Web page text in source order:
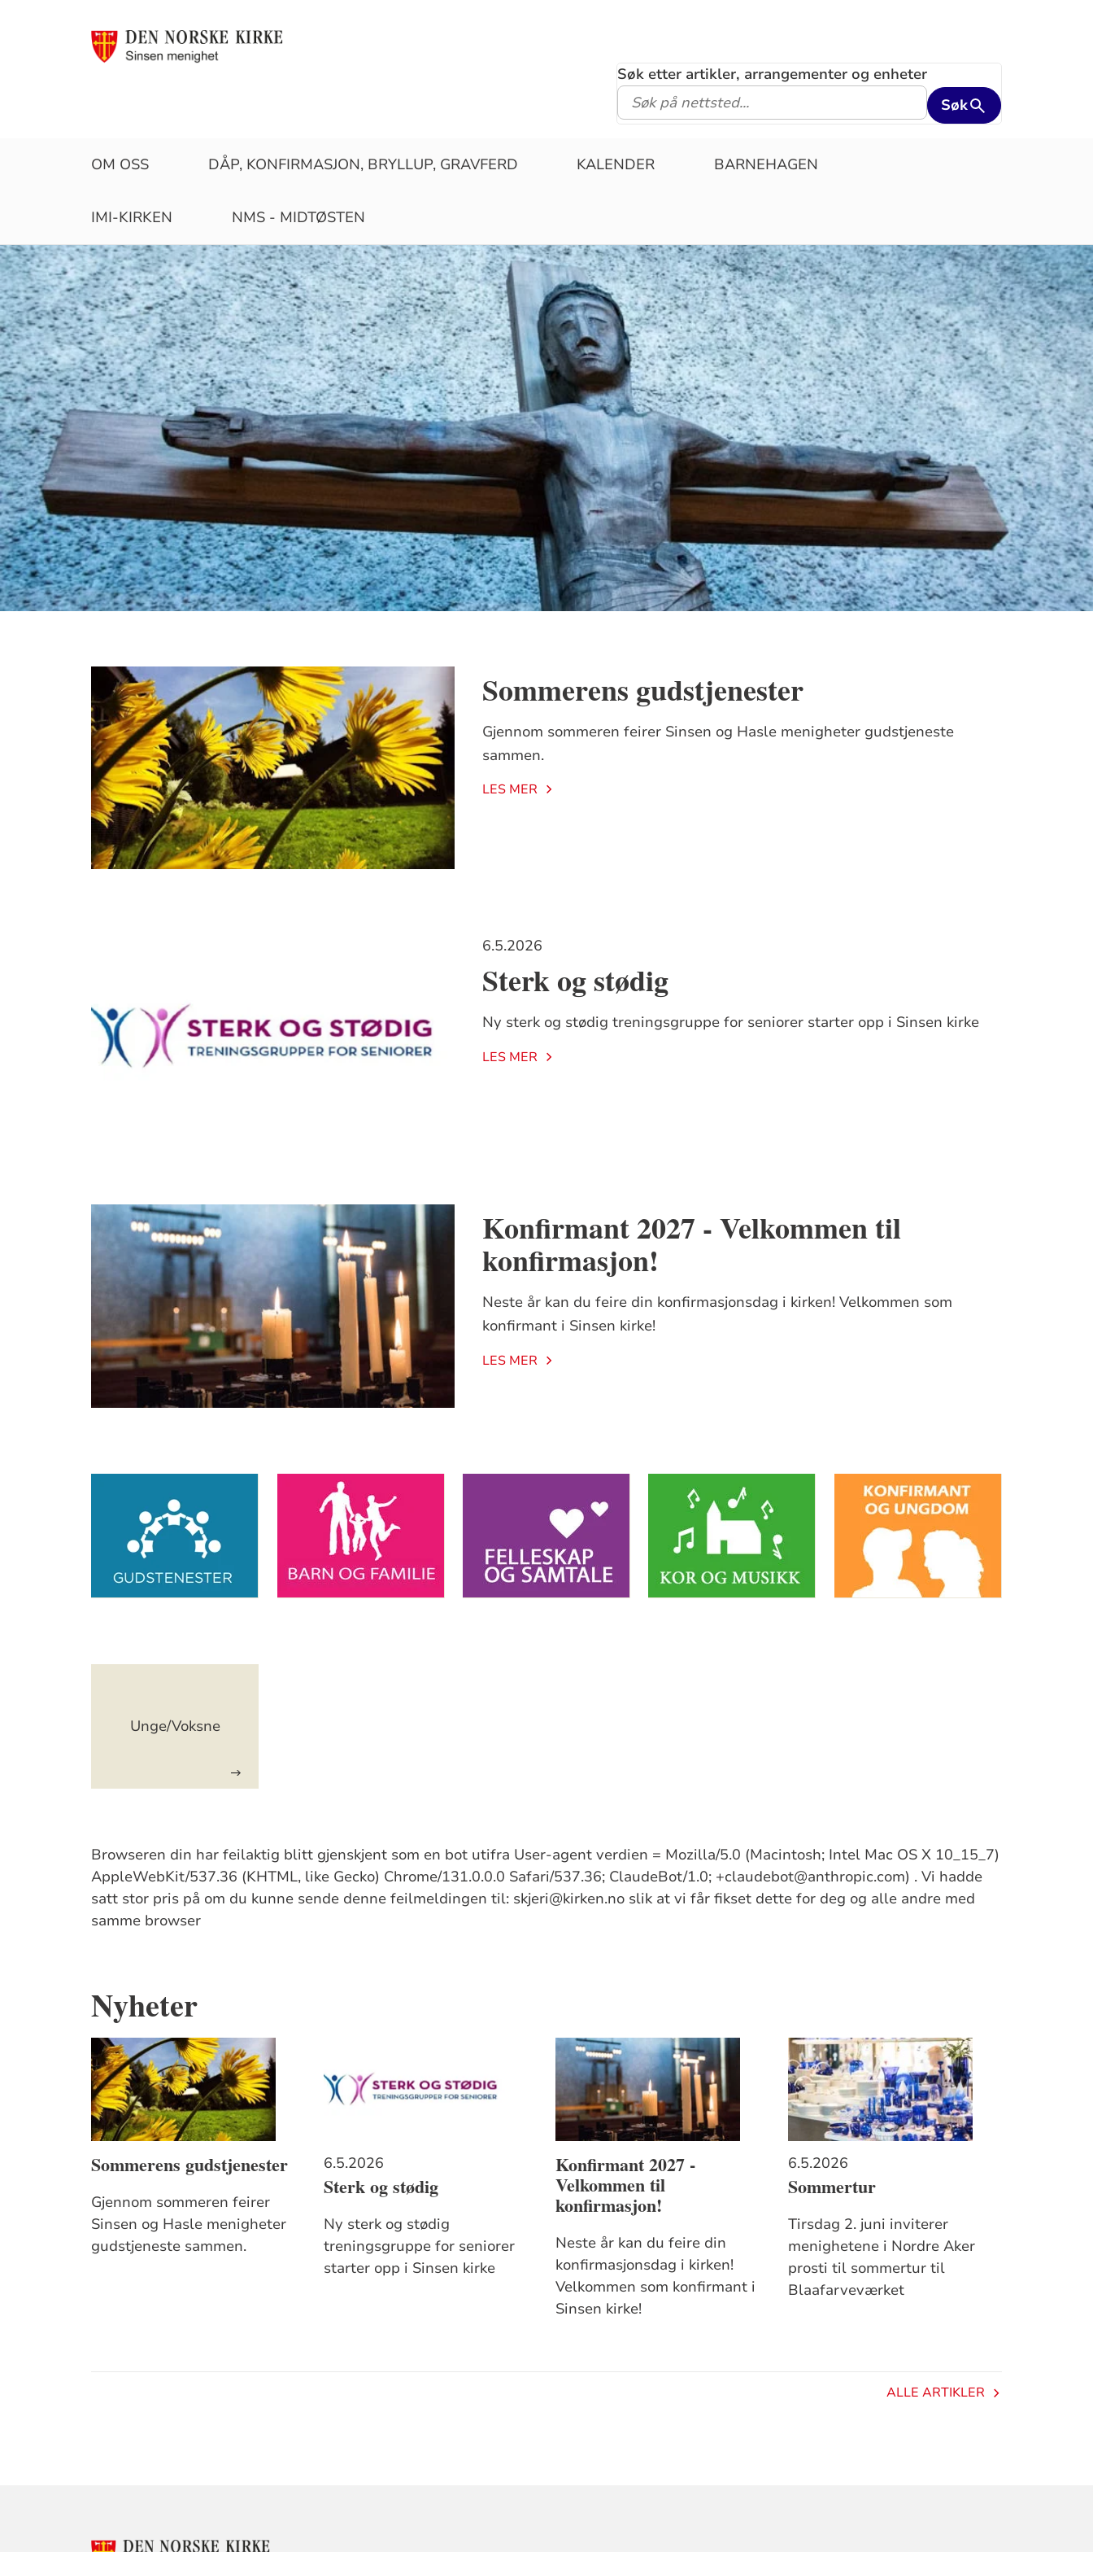
Søk etter artikler, arrangementer og enheter
Søk
Sinsen
menighet
OM OSS DÅP, KONFIRMASJON, BRYLLUP, GRAVFERD KALENDER BARNEHAGEN
IMI-KIRKEN NMS - MIDTØSTEN
Sommerens gudstjenester
Gjennom sommeren feirer Sinsen og Hasle menigheter gudstjeneste
sammen.
LES MER
6.5.2026
Sterk og stødig
Ny sterk og stødig treningsgruppe for seniorer starter opp i Sinsen kirke
LES MER
Konfirmant 2027 - Velkommen til
konfirmasjon!
Neste år kan du feire din konfirmasjonsdag i kirken! Velkommen som
konfirmant i Sinsen kirke!
LES MER
Artikkelsnarveger
Unge/Voksne
Browseren din har feilaktig blitt gjenskjent som en bot utifra User-agent verdien = Mozilla/5.0 (Macintosh; Intel Mac OS X 10_15_7)
AppleWebKit/537.36 (KHTML, like Gecko) Chrome/131.0.0.0 Safari/537.36; ClaudeBot/1.0; +claudebot@anthropic.com) . Vi hadde
satt stor pris på om du kunne sende denne feilmeldingen til: skjeri@kirken.no slik at vi får fikset dette for deg og alle andre med
samme browser
Nyheter
Sommerens gudstjenester
Gjennom sommeren feirer
Sinsen og Hasle menigheter
gudstjeneste sammen.
6.5.2026
Sterk og stødig
Ny sterk og stødig
treningsgruppe for seniorer
starter opp i Sinsen kirke
Konfirmant 2027 -
Velkommen til
konfirmasjon!
Neste år kan du feire din
konfirmasjonsdag i kirken!
Velkommen som konfirmant i
Sinsen kirke!
6.5.2026
Sommertur
Tirsdag 2. juni inviterer
menighetene i Nordre Aker
prosti til sommertur til
Blaafarveværket
ALLE ARTIKLER
KONTAKTINFORMASJON